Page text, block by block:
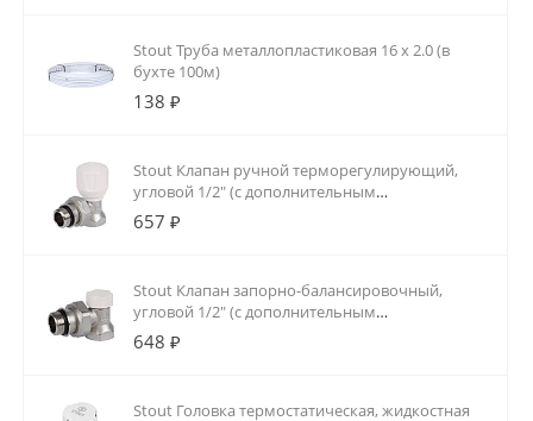
Stout Труба металлопластиковая 16 х 2.0 (в
бухте 100м)
138 ₽
Stout Клапан ручной терморегулирующий,
угловой 1/2" (с дополнительным
уплотнением)
657 ₽
Stout Клапан запорно-балансировочный,
угловой 1/2" (с дополнительным
уплотнением)
648 ₽
Stout Головка термостатическая, жидкостная